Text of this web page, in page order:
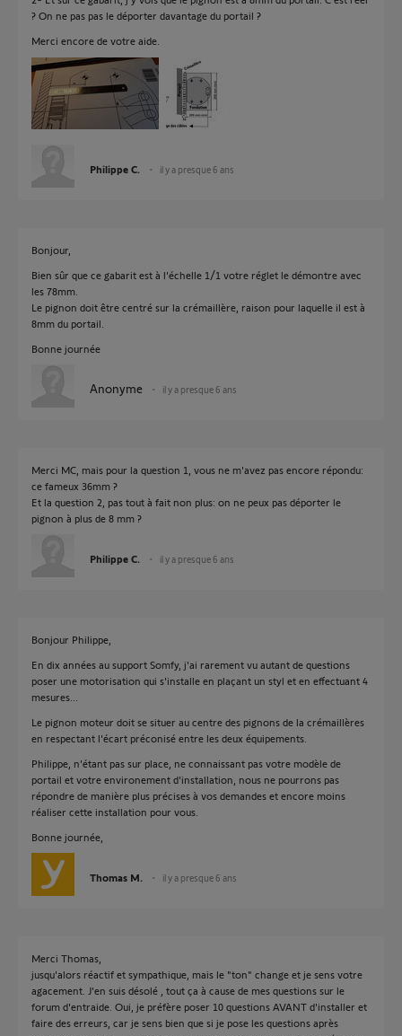
? On ne pas pas le déporter davantage du portail ?
Merci encore de votre aide.
Philippe C. il y a presque 6 ans
Bonjour,
Bien sûr que ce gabarit est à l'échelle 1/1 votre réglet le démontre avec
les 78mm.
Le pignon doit être centré sur la crémaillère, raison pour laquelle il est à
8mm du portail.
Bonne journée
Anonyme il y a presque 6 ans
Merci MC, mais pour la question 1, vous ne m'avez pas encore répondu:
ce fameux 36mm ?
Et la question 2, pas tout à fait non plus: on ne peux pas déporter le
pignon à plus de 8 mm ?
Philippe C. il y a presque 6 ans
Bonjour Philippe,
En dix années au support Somfy, j'ai rarement vu autant de questions
poser une motorisation qui s'installe en plaçant un styl et en effectuant 4
mesures...
Le pignon moteur doit se situer au centre des pignons de la crémaillères
en respectant l'écart préconisé entre les deux équipements.
Philippe, n'étant pas sur place, ne connaissant pas votre modèle de
portail et votre environement d'installation, nous ne pourrons pas
répondre de manière plus précises à vos demandes et encore moins
réaliser cette installation pour vous.
Bonne journée,
Thomas M. il y a presque 6 ans
Merci Thomas,
jusqu'alors réactif et sympathique, mais le "ton" change et je sens votre
agacement. J'en suis désolé , tout ça à cause de mes questions sur le
forum d'entraide. Oui, je préfère poser 10 questions AVANT d'installer et
faire des erreurs, car je sens bien que si je pose les questions après